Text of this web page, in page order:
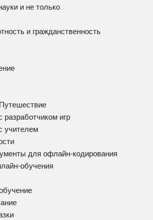
и не только
и гражданственность
разработчиком игр
учителем
для офлайн-кодирования
обучения